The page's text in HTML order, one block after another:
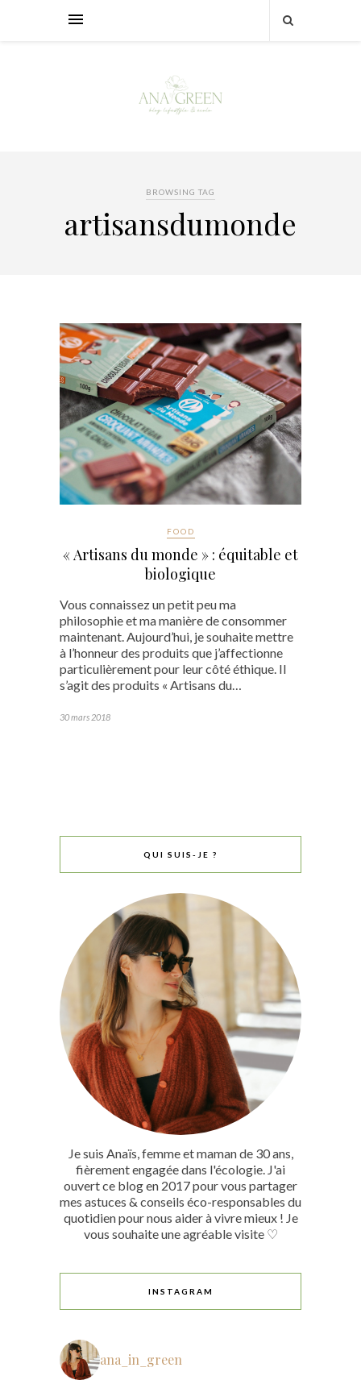
BROWSING TAG
artisansdumonde
FOOD
« Artisans du monde » : équitable et
biologique
Vous connaissez un petit peu ma
philosophie et ma manière de consommer
maintenant. Aujourd’hui, je souhaite mettre
à l’honneur des produits que j’affectionne
particulièrement pour leur côté éthique. Il
s’agit des produits « Artisans du…
30 mars 2018
QUI SUIS-JE ?
Je suis Anaïs, femme et maman de 30 ans,
fièrement engagée dans l'écologie. J'ai
ouvert ce blog en 2017 pour vous partager
mes astuces & conseils éco-responsables du
quotidien pour nous aider à vivre mieux ! Je
vous souhaite une agréable visite ♡
INSTAGRAM
ana_in_green